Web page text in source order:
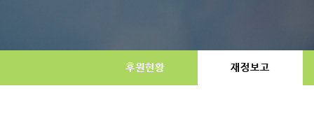
후원현황 재정보고